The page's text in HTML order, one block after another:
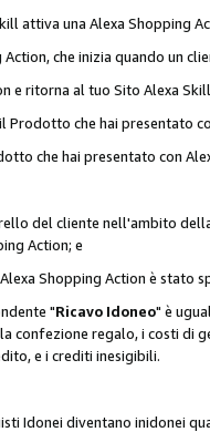
attiva una Alexa Shopping
che inizia quando un
e ritorna al tuo Sito Alexa
che hai presentato
che hai presentato con
del cliente nell'ambito
Action; e
Shopping Action è stato
"Ricavo Idoneo" è
confezione regalo, i costi di
e i crediti inesigibili.
Idonei diventano inidonei